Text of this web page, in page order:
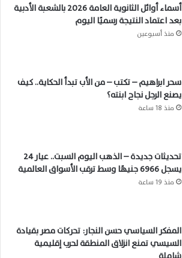
أسماء أوائل الثانوية العامة 2026 بالشعبة الأدبية
بعد اعتماد النتيجة رسميًا اليوم
منذ أسبوعين
سحر ابراهيم – تكتب – من الأب تبدأ الحكاية.. كيف
يصنع الرجل نجاح ابنته؟
منذ 18 ساعة
تحديثات جديدة – الذهب اليوم السبت.. عيار 24
يسجل 6966 جنيهًا وسط ترقب الأسواق العالمية
منذ 19 ساعة
المفكر السياسي حسن النجار: تحركات مصر بقيادة
السيسي تمنع انزلاق المنطقة لحرب إقليمية